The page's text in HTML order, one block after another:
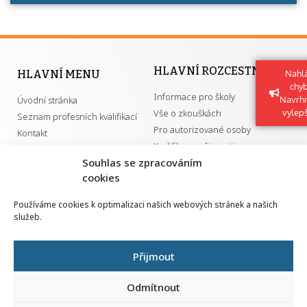
Souhlas se zpracováním
cookies
Používáme cookies k optimalizaci našich webových stránek a našich
služeb.
Přijmout
Odmítnout
HLAVNÍ MENU
Úvodní stránka
Seznam profesních kvalifikací
Kontakt
HLAVNÍ ROZCESTNÍK
Informace pro školy
Vše o zkouškách
Pro autorizované osoby
Kvalifikace a živnosti
GDPR
Národní pedagogický institut ČR
Senovážné náměstí 25
110 00 Praha 1